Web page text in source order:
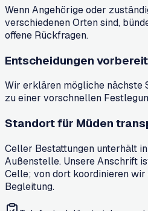
Wenn Angehörige oder
verschiedenen Orten sind,
offene Rückfragen.
Entscheidungen
Wir erklären mögliche nächste
zu einer vorschnellen
Standort für Müden
Celler Bestattungen unterhält
Außenstelle. Unsere Anschrift
Celle; von dort koordinieren
Begleitung.